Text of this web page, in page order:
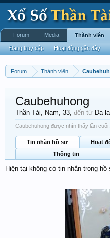
Forum Thành viên
Caubehuhong
Thần Tài, Nam, 33, đến từ Da
Caubehuhong được nhìn thấy lần cuối:
Tin nhắn hồ sơ Hoạt
Thông tin
Hiện tại không có tin nhắn trong
Forum Media Thành viên
Đang truy cập Hoạt động gần đây